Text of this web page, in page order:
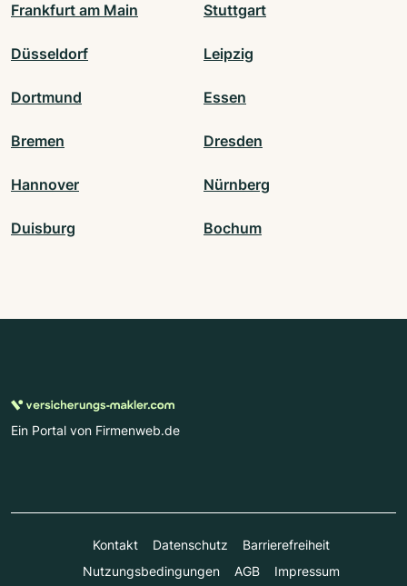
Frankfurt am Main Stuttgart
Düsseldorf Leipzig
Dortmund Essen
Bremen Dresden
Hannover Nürnberg
Duisburg Bochum
Ein Portal von Firmenweb.de
Kontakt Datenschutz
Barrierefreiheit
Nutzungsbedingungen
AGB Impressum